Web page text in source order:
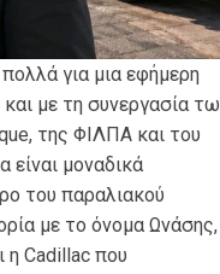
για μια εφήμερη
με τη συνεργασία
της ΦΙΛΠΑ και του
μοναδικά
του παραλιακού
με το όνομα
η Cadillac που